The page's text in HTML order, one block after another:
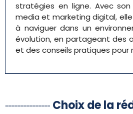
stratégies en ligne. Avec
media et marketing digital,
à naviguer dans un
évolution, en partageant des
et des conseils pratiques pour
Choix de la